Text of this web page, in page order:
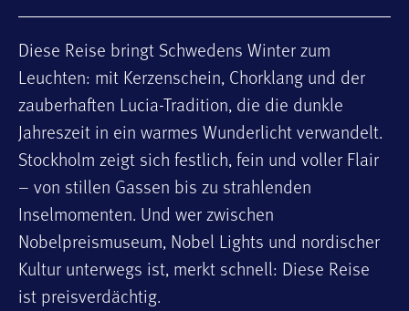
Diese Reise bringt Schwedens Winter zum
Leuchten: mit Kerzenschein, Chorklang und der
zauberhaften Lucia-Tradition, die die dunkle
Jahreszeit in ein warmes Wunderlicht verwandelt.
Stockholm zeigt sich festlich, fein und voller Flair
– von stillen Gassen bis zu strahlenden
Inselmomenten. Und wer zwischen
Nobelpreismuseum, Nobel Lights und nordischer
Kultur unterwegs ist, merkt schnell: Diese Reise
ist preisverdächtig.